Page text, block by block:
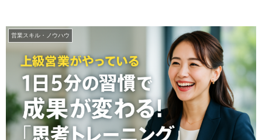
営業スキル・ノウハウ